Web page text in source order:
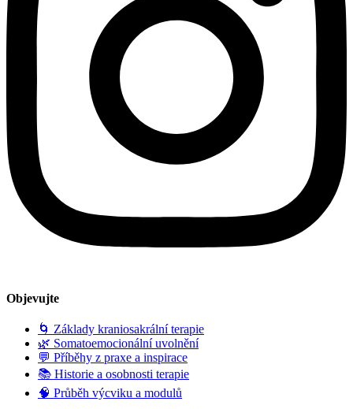
Objevujte
🌀 Základy kraniosakrální terapie
🌿 Somatoemocionální uvolnění
💬 Příběhy z praxe a inspirace
📚 Historie a osobnosti terapie
🧠 Průběh výcviku a modulů